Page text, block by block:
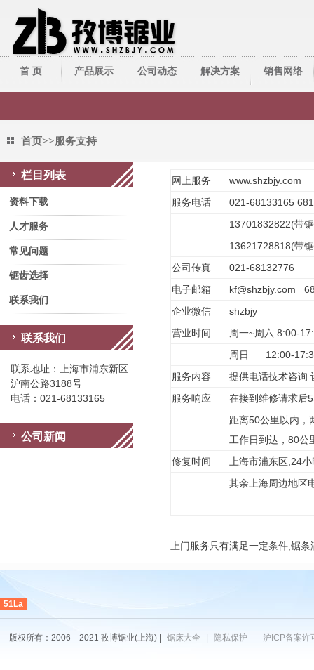
首 页 产品展示
其它周边产品
公司动态 解决方案 销售网络
首页>>服务支持
服务支持
栏目列表
资料下载
人才服务
常见问题
锯齿选择
联系我们
联系我们
联系地址：上海市浦东新区
沪南公路3188号
电话：021-68133165
公司新闻
网上服务
www.shzbjy.com
服务电话
021-68133165
13701832822(带
13621728818(带
公司传真
021-68132776
电子邮箱
kf@shzbjy.com
企业微信
shzbjy
营业时间
周一~周六 8:00-
周日 12:00-
服务内容
提供电话技术咨询
服务响应
在接到维修请求后
距离50公里以内，
工作日到达，80公
修复时间
上海市浦东区,24
其余上海周边地区
上门服务只有满足一定条件,锯
51La
版权所有：2006－2021 孜博锯业(上海) | 锯床大全 隐私保护 沪ICP备案许